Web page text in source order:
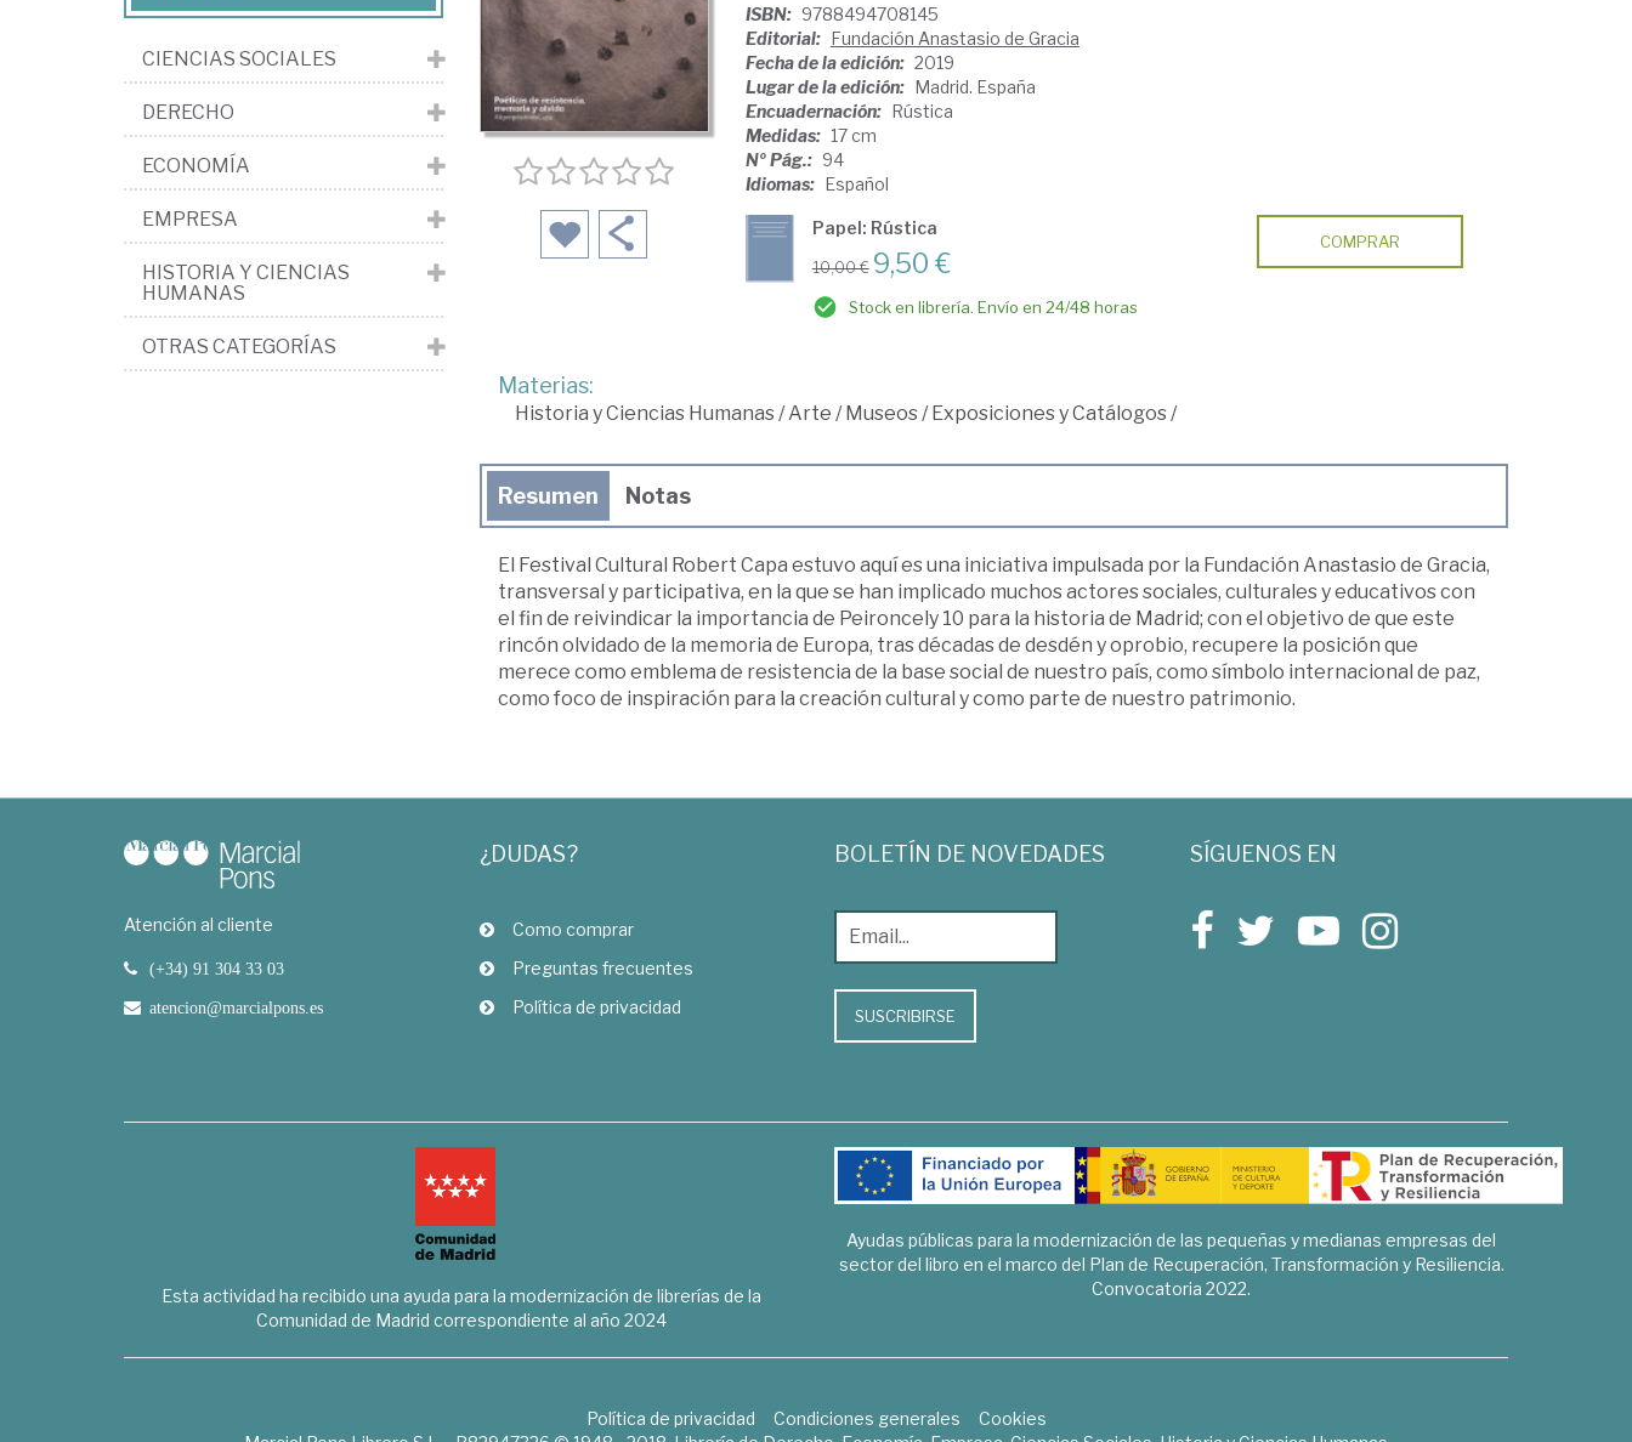
ISBN: 9788494708145
Editorial: Fundación Anastasio de Gracia
Fecha de la edición: 2019
Lugar de la edición: Madrid. España
Encuadernación: Rústica
Medidas: 17 cm
Nº Pág.: 94
Idiomas: Español
Papel: Rústica
10,00 € 9,50 €
Stock en librería. Envío en 24/48 horas
COMPRAR
Materias:
Historia y Ciencias Humanas/Arte /Museos/Exposiciones y Catálogos/
Resumen Notas
El Festival Cultural Robert Capa estuvo aquí es una iniciativa impulsada por la Fundación Anastasio de Gracia,
transversal y participativa, en la que se han implicado muchos actores sociales, culturales y educativos con
el fin de reivindicar la importancia de Peironcely 10 para la historia de Madrid; con el objetivo de que este
rincón olvidado de la memoria de Europa, tras décadas de desdén y oprobio, recupere la posición que
merece como emblema de resistencia de la base social de nuestro país, como símbolo internacional de paz,
como foco de inspiración para la creación cultural y como parte de nuestro patrimonio.
CIENCIAS SOCIALES
DERECHO
ECONOMÍA
EMPRESA
HISTORIA Y CIENCIAS
HUMANAS
OTRAS CATEGORÍAS
Atención al cliente
(+34) 91 304 33 03
atencion@marcialpons.es
¿DUDAS?
Como comprar
Preguntas frecuentes
Política de privacidad
BOLETÍN DE NOVEDADES
SUSCRIBIRSE
SÍGUENOS EN
Esta actividad ha recibido una ayuda para la modernización de librerías de la
Comunidad de Madrid correspondiente al año 2024
Ayudas públicas para la modernización de las pequeñas y medianas empresas del
sector del libro en el marco del Plan de Recuperación, Transformación y Resiliencia.
Convocatoria 2022.
Política de privacidad Condiciones generales
Cookies